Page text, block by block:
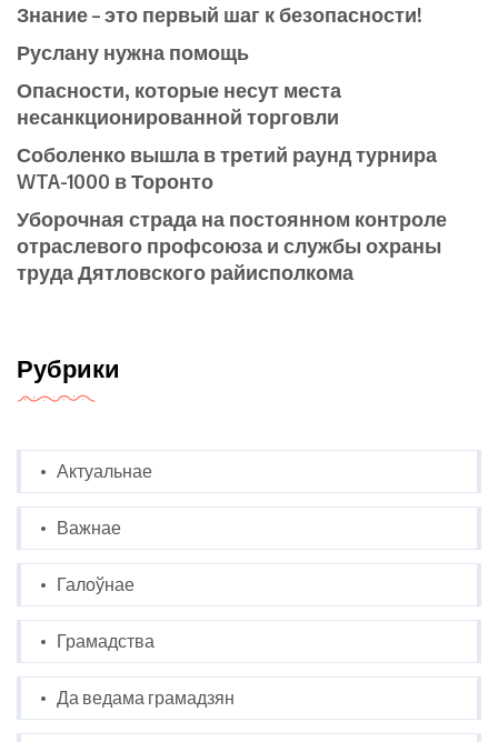
Знание – это первый шаг к безопасности!
Руслану нужна помощь
Опасности, которые несут места
несанкционированной торговли
Соболенко вышла в третий раунд турнира
WTA-1000 в Торонто
Уборочная страда на постоянном контроле
отраслевого профсоюза и службы охраны
труда Дятловского райисполкома
Рубрики
Актуальнае
Важнае
Галоўнае
Грамадства
Да ведама грамадзян